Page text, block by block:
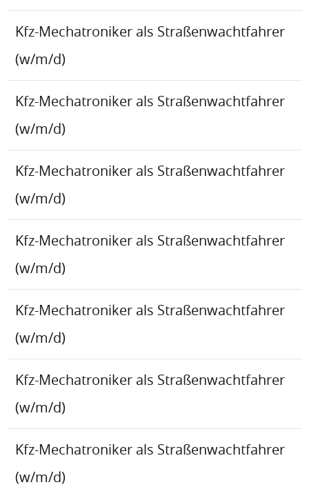
Kfz-Mechatroniker als Straßenwachtfahrer
(w/m/d)
Kfz-Mechatroniker als Straßenwachtfahrer
(w/m/d)
Kfz-Mechatroniker als Straßenwachtfahrer
(w/m/d)
Kfz-Mechatroniker als Straßenwachtfahrer
(w/m/d)
Kfz-Mechatroniker als Straßenwachtfahrer
(w/m/d)
Kfz-Mechatroniker als Straßenwachtfahrer
(w/m/d)
Kfz-Mechatroniker als Straßenwachtfahrer
(w/m/d)